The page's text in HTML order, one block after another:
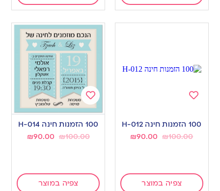
to
100 הזמנות חינה H-012
₪100.00
₪90.00
צפיה במוצר
Add
to
100 הזמנות חינה H-014
₪100.00
₪90.00
צפיה במוצר